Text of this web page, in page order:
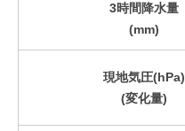
3時間降水量
(mm)
現地気圧(hPa)
(変化量)